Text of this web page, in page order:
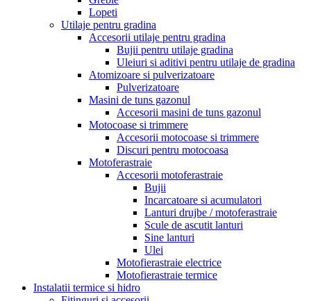
Lopeti
Utilaje pentru gradina
Accesorii utilaje pentru gradina
Bujii pentru utilaje gradina
Uleiuri si aditivi pentru utilaje de gradina
Atomizoare si pulverizatoare
Pulverizatoare
Masini de tuns gazonul
Accesorii masini de tuns gazonul
Motocoase si trimmere
Accesorii motocoase si trimmere
Discuri pentru motocoasa
Motoferastraie
Accesorii motoferastraie
Bujii
Incarcatoare si acumulatori
Lanturi drujbe / motoferastraie
Scule de ascutit lanturi
Sine lanturi
Ulei
Motofierastraie electrice
Motofierastraie termice
Instalatii termice si hidro